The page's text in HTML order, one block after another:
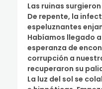
Las ruinas
De repente, la
espeluznantes
Habíamos llegado
esperanza de
corrupción a
recuperaron su
La luz del sol se